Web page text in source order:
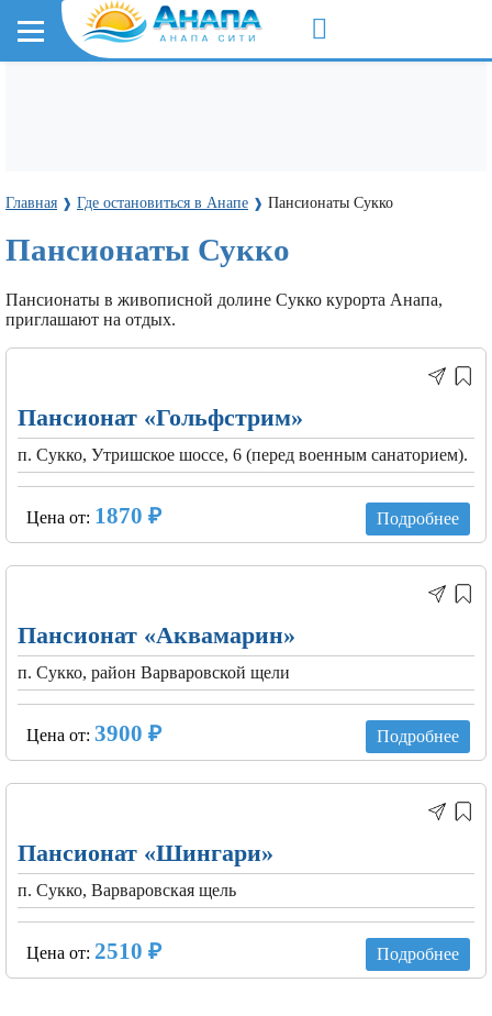
Главная ❱ Где остановиться в Анапе ❱ Пансионаты Сукко
Пансионаты Сукко
Пансионаты в живописной долине Сукко курорта Анапа,
приглашают на отдых.
Пансионат «Гольфстрим»
п. Сукко, Утришское шоссе, 6 (перед военным санаторием).
Подробнее
Цена от: 1870 ₽
Пансионат «Аквамарин»
п. Сукко, район Варваровской щели
Подробнее
Цена от: 3900 ₽
Пансионат «Шингари»
п. Сукко, Варваровская щель
Подробнее
Цена от: 2510 ₽